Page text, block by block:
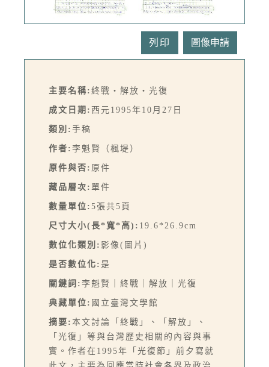
列印
主要名稱: 終戰‧解放‧光復
成文日期: 西元1995年10月27日
類別: 手稿
作者: 李魁賢（楓堤）
原件與否: 原件
藏品層次: 單件
數量單位: 5張共5頁
尺寸大小(長*寬*高): 19.6*26.9cm
數位化類別: 影像(圖片)
是否數位化: 是
關鍵詞: 李魁賢｜終戰｜解放｜光復
典藏單位: 國立臺灣文學館
摘要: 本文討論「終戰」、「解放」、
「光復」等與台灣歷史相關的內容與事
實。作者在1995年「光復節」前夕寫就